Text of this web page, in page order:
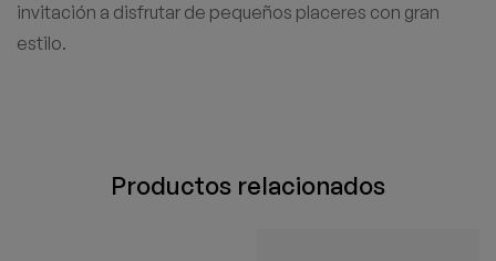
invitación a disfrutar de pequeños placeres con gran
estilo.
Productos relacionados